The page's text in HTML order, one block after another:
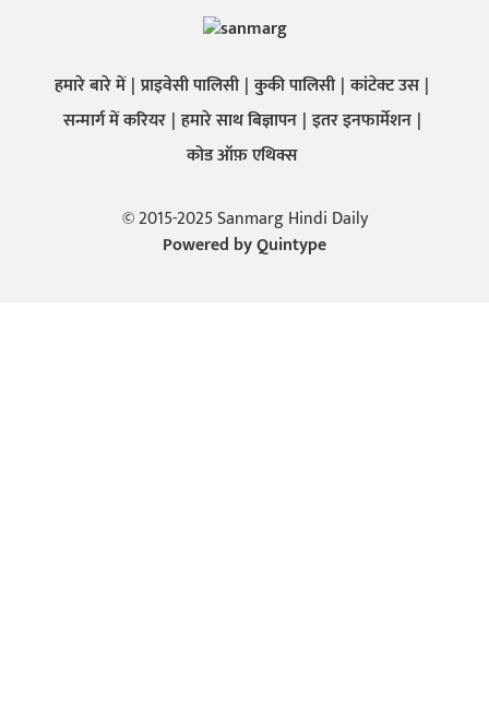
हमारे बारे में प्राइवेसी पालिसी कुकी पालिसी कांटेक्ट उस
सन्मार्ग में करियर हमारे साथ बिज्ञापन इतर इनफार्मेशन
कोड ऑफ़ एथिक्स
© 2015-2025 Sanmarg Hindi Daily
Powered byQuintype